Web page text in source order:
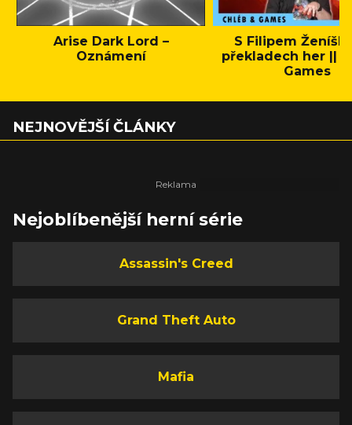
Arise Dark Lord –
Oznámení
S Filipem
překladech her ||
Games
NEJNOVĚJŠÍ ČLÁNKY
Nejoblíbenější herní série
Assassin's Creed
Grand Theft Auto
Mafia